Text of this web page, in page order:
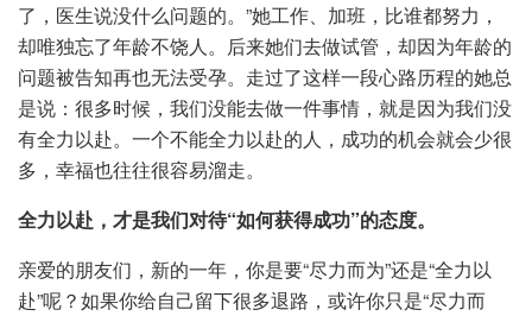
了，医生说没什么问题的。”她工作、加班，比谁都努力，
却唯独忘了年龄不饶人。后来她们去做试管，却因为年龄的
问题被告知再也无法受孕。走过了这样一段心路历程的她总
是说：很多时候，我们没能去做一件事情，就是因为我们没
有全力以赴。一个不能全力以赴的人，成功的机会就会少很
多，幸福也往往很容易溜走。
全力以赴，才是我们对待“如何获得成功”的态度。
亲爱的朋友们，新的一年，你是要“尽力而为”还是“全力以
赴”呢？如果你给自己留下很多退路，或许你只是“尽力而